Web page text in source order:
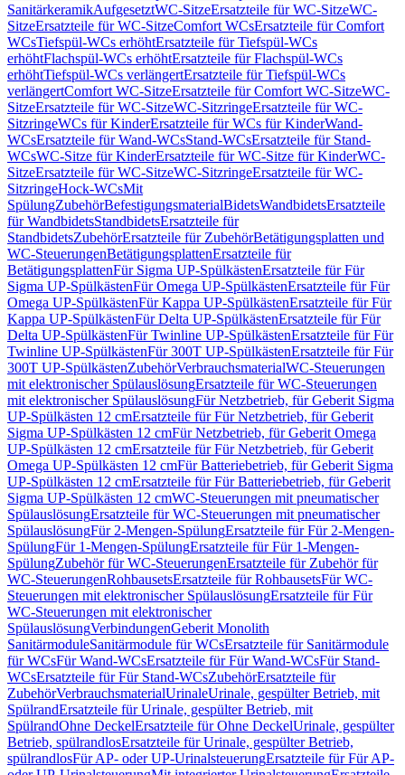
SanitärkeramikAufgesetztWC-SitzeErsatzteile für WC-SitzeWC-
SitzeErsatzteile für WC-SitzeComfort WCsErsatzteile für Comfort
WCsTiefspül-WCs erhöhtErsatzteile für Tiefspül-WCs
erhöhtFlachspül-WCs erhöhtErsatzteile für Flachspül-WCs
erhöhtTiefspül-WCs verlängertErsatzteile für Tiefspül-WCs
verlängertComfort WC-SitzeErsatzteile für Comfort WC-SitzeWC-
SitzeErsatzteile für WC-SitzeWC-SitzringeErsatzteile für WC-
SitzringeWCs für KinderErsatzteile für WCs für KinderWand-
WCsErsatzteile für Wand-WCsStand-WCsErsatzteile für Stand-
WCsWC-Sitze für KinderErsatzteile für WC-Sitze für KinderWC-
SitzeErsatzteile für WC-SitzeWC-SitzringeErsatzteile für WC-
SitzringeHock-WCsMit
SpülungZubehörBefestigungsmaterialBidetsWandbidetsErsatzteile
für WandbidetsStandbidetsErsatzteile für
StandbidetsZubehörErsatzteile für ZubehörBetätigungsplatten und
WC-SteuerungenBetätigungsplattenErsatzteile für
BetätigungsplattenFür Sigma UP-SpülkästenErsatzteile für Für
Sigma UP-SpülkästenFür Omega UP-SpülkästenErsatzteile für Für
Omega UP-SpülkästenFür Kappa UP-SpülkästenErsatzteile für Für
Kappa UP-SpülkästenFür Delta UP-SpülkästenErsatzteile für Für
Delta UP-SpülkästenFür Twinline UP-SpülkästenErsatzteile für Für
Twinline UP-SpülkästenFür 300T UP-SpülkästenErsatzteile für Für
300T UP-SpülkästenZubehörVerbrauchsmaterialWC-Steuerungen
mit elektronischer SpülauslösungErsatzteile für WC-Steuerungen
mit elektronischer SpülauslösungFür Netzbetrieb, für Geberit Sigma
UP-Spülkästen 12 cmErsatzteile für Für Netzbetrieb, für Geberit
Sigma UP-Spülkästen 12 cmFür Netzbetrieb, für Geberit Omega
UP-Spülkästen 12 cmErsatzteile für Für Netzbetrieb, für Geberit
Omega UP-Spülkästen 12 cmFür Batteriebetrieb, für Geberit Sigma
UP-Spülkästen 12 cmErsatzteile für Für Batteriebetrieb, für Geberit
Sigma UP-Spülkästen 12 cmWC-Steuerungen mit pneumatischer
SpülauslösungErsatzteile für WC-Steuerungen mit pneumatischer
SpülauslösungFür 2-Mengen-SpülungErsatzteile für Für 2-Mengen-
SpülungFür 1-Mengen-SpülungErsatzteile für Für 1-Mengen-
SpülungZubehör für WC-SteuerungenErsatzteile für Zubehör für
WC-SteuerungenRohbausetsErsatzteile für RohbausetsFür WC-
Steuerungen mit elektronischer SpülauslösungErsatzteile für Für
WC-Steuerungen mit elektronischer
SpülauslösungVerbindungenGeberit Monolith
SanitärmoduleSanitärmodule für WCsErsatzteile für Sanitärmodule
für WCsFür Wand-WCsErsatzteile für Für Wand-WCsFür Stand-
WCsErsatzteile für Für Stand-WCsZubehörErsatzteile für
ZubehörVerbrauchsmaterialUrinaleUrinale, gespülter Betrieb, mit
SpülrandErsatzteile für Urinale, gespülter Betrieb, mit
SpülrandOhne DeckelErsatzteile für Ohne DeckelUrinale, gespülter
Betrieb, spülrandlosErsatzteile für Urinale, gespülter Betrieb,
spülrandlosFür AP- oder UP-UrinalsteuerungErsatzteile für Für AP-